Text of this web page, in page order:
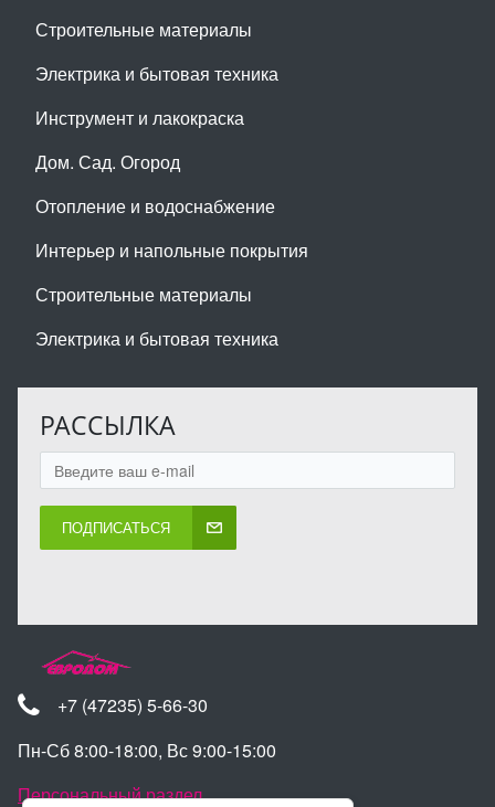
Строительные материалы
Электрика и бытовая техника
Инструмент и лакокраска
Дом. Сад. Огород
Отопление и водоснабжение
Интерьер и напольные покрытия
Строительные материалы
Электрика и бытовая техника
РАССЫЛКА
ПОДПИСАТЬСЯ
+7 (47235) 5-66-30
Пн-Сб 8:00-18:00, Вс 9:00-15:00
Персональный раздел